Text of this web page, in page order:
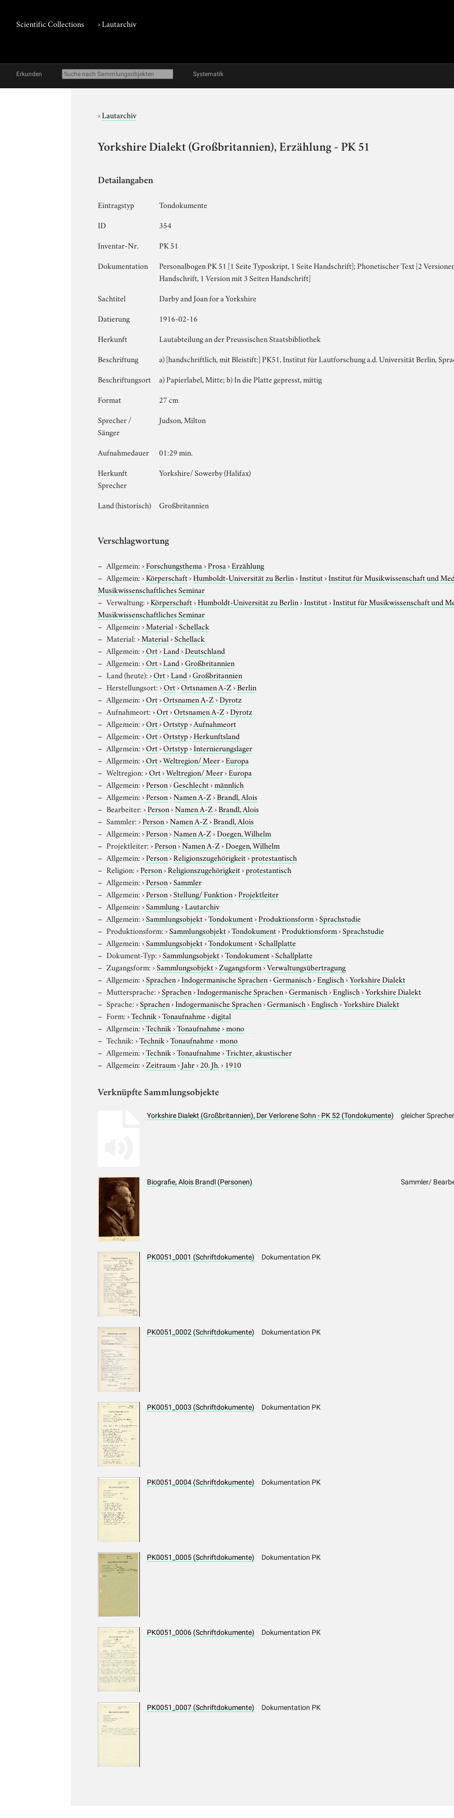
Scientific Collections ›Lautarchiv
Erkunden Systematik
›Lautarchiv
Yorkshire Dialekt (Großbritannien), Erzählung - PK 51
Detailangaben
Eintragstyp
Tondokumente
ID
354
Inventar-Nr.
PK 51
Dokumentation
Personalbogen PK 51 [1 Seite Typoskript, 1 Seite Handschrift]; Phonetischer Text [2
Handschrift, 1 Version mit 3 Seiten Handschrift]
Sachtitel
Darby and Joan for a Yorkshire
Datierung
1916-02-16
Herkunft
Lautabteilung an der Preussischen Staatsbibliothek
Beschriftung
a) [handschriftlich, mit Bleistift:] PK51, Institut für Lautforschung a.d. Universität Berlin,
Beschriftungsort
a) Papierlabel, Mitte; b) In die Platte gepresst, mittig
Format
27 cm
Sprecher /
Sänger
Judson, Milton
Aufnahmedauer
01:29 min.
Herkunft
Sprecher
Yorkshire/ Sowerby (Halifax)
Land (historisch) Großbritannien
Verschlagwortung
Allgemein:›Forschungsthema›Prosa›Erzählung
Allgemein:›Körperschaft›Humboldt-Universität zu Berlin›Institut›Institut für Musikwissenschaft und
Musikwissenschaftliches Seminar
Verwaltung:›Körperschaft›Humboldt-Universität zu Berlin›Institut›Institut für Musikwissenschaft und
Musikwissenschaftliches Seminar
Allgemein:›Material›Schellack
Material:›Material›Schellack
Allgemein:›Ort›Land›Deutschland
Allgemein:›Ort›Land›Großbritannien
Land (heute):›Ort›Land›Großbritannien
Herstellungsort:›Ort›Ortsnamen A-Z›Berlin
Allgemein:›Ort›Ortsnamen A-Z›Dyrotz
Aufnahmeort:›Ort›Ortsnamen A-Z›Dyrotz
Allgemein:›Ort›Ortstyp›Aufnahmeort
Allgemein:›Ort›Ortstyp›Herkunftsland
Allgemein:›Ort›Ortstyp›Internierungslager
Allgemein:›Ort›Weltregion/ Meer›Europa
Weltregion:›Ort›Weltregion/ Meer›Europa
Allgemein:›Person›Geschlecht›männlich
Allgemein:›Person›Namen A-Z›Brandl, Alois
Bearbeiter:›Person›Namen A-Z›Brandl, Alois
Sammler:›Person›Namen A-Z›Brandl, Alois
Allgemein:›Person›Namen A-Z›Doegen, Wilhelm
Projektleiter:›Person›Namen A-Z›Doegen, Wilhelm
Allgemein:›Person›Religionszugehörigkeit›protestantisch
Religion:›Person›Religionszugehörigkeit›protestantisch
Allgemein:›Person›Sammler
Allgemein:›Person›Stellung/ Funktion›Projektleiter
Allgemein:›Sammlung›Lautarchiv
Allgemein:›Sammlungsobjekt›Tondokument›Produktionsform›Sprachstudie
Produktionsform:›Sammlungsobjekt›Tondokument›Produktionsform›Sprachstudie
Allgemein:›Sammlungsobjekt›Tondokument›Schallplatte
Dokument-Typ:›Sammlungsobjekt›Tondokument›Schallplatte
Zugangsform:›Sammlungsobjekt›Zugangsform›Verwaltungsübertragung
Allgemein:›Sprachen›Indogermanische Sprachen›Germanisch›Englisch›Yorkshire Dialekt
Muttersprache:›Sprachen›Indogermanische Sprachen›Germanisch›Englisch›Yorkshire Dialekt
Sprache:›Sprachen›Indogermanische Sprachen›Germanisch›Englisch›Yorkshire Dialekt
Form:›Technik›Tonaufnahme›digital
Allgemein:›Technik›Tonaufnahme›mono
Technik:›Technik›Tonaufnahme›mono
Allgemein:›Technik›Tonaufnahme›Trichter, akustischer
Allgemein:›Zeitraum›Jahr›20. Jh.› 1910
Verknüpfte Sammlungsobjekte
Yorkshire Dialekt (Großbritannien), Der Verlorene Sohn - PK 52 (Tondokumente) gleicher
Biografie, Alois Brandl (Personen) Sammler/
PK0051_0001 (Schriftdokumente) Dokumentation PK
PK0051_0002 (Schriftdokumente) Dokumentation PK
PK0051_0003 (Schriftdokumente) Dokumentation PK
PK0051_0004 (Schriftdokumente) Dokumentation PK
PK0051_0005 (Schriftdokumente) Dokumentation PK
PK0051_0006 (Schriftdokumente) Dokumentation PK
PK0051_0007 (Schriftdokumente) Dokumentation PK